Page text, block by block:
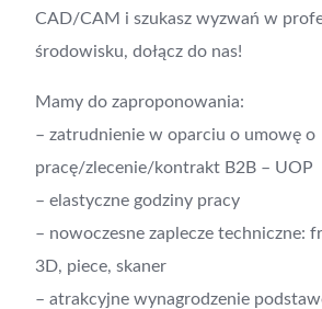
CAD/CAM i szukasz wyzwań w
środowisku, dołącz do nas!
Mamy do zaproponowania:
– zatrudnienie w oparciu o umowę o
pracę/zlecenie/kontrakt B2B – UOP
– elastyczne godziny pracy
– nowoczesne zaplecze techniczne:
3D, piece, skaner
– atrakcyjne wynagrodzenie